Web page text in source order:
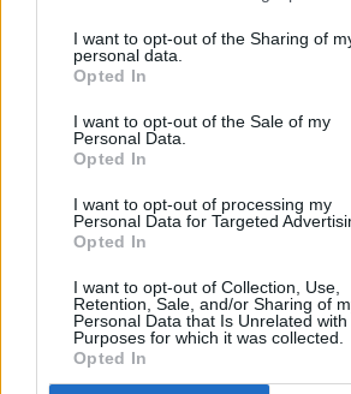
I want to opt-out of the Sharing of
personal data.
Opted In
I want to opt-out of the Sale of my
Personal Data.
Opted In
I want to opt-out of processing my
Personal Data for Targeted
Opted In
I want to opt-out of Collection, Use,
Retention, Sale, and/or Sharing of
Personal Data that Is Unrelated
Purposes for which it was collected.
Opted In
Merete - 15.12.2016 - 00:10
Denne hadde det vært kjekt å ha !
Linn Iren - 15.12.2016 - 00:16
God plass til denne boken her. Den
brukt :D